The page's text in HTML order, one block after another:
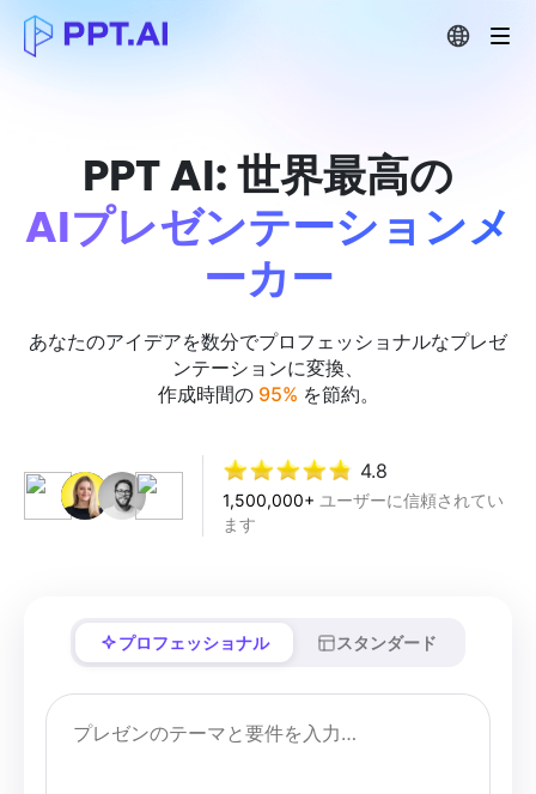
PPT AI: 世界最高の
AIプレゼンテーションメ
ーカー
あなたのアイデアを数分でプロフェッショナルなプレゼ
ンテーションに変換、
作成時間の 95% を節約。
4.8
1,500,000+ ユーザーに信頼されてい
ます
プロフェッショナル スタンダード